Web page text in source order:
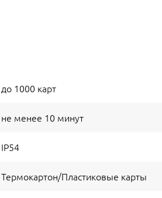
до 1000 карт
не менее 10 минут
IP54
Термокартон/Пластиковые карты